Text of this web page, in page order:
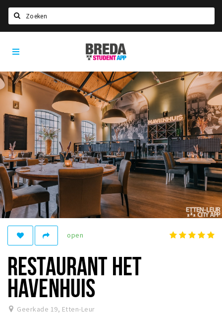
HOME
STUDYING
Welcome in Breda
Student associations
Student council
Student routes
New in town? Check FAQ!
LIVING IN BREDA
Housing
Registering municipality
Health insurance
General practitioner and first aid
Q&A
DISCOUNTS
Breda Student Shop
Breda
Student
open
RESTAURANT HET
HAVENHUIS
Geerkade 19, Etten-Leur